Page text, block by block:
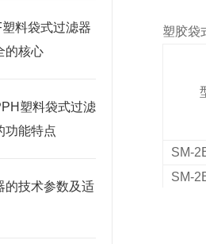
料袋式过滤器
的核心
塑料袋式过滤
功能特点
的技术参数及适
塑胶袋
SM-
SM-